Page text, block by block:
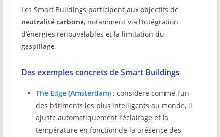
Les Smart Buildings participent aux objectifs de
neutralité carbone, notamment via l’intégration
d’énergies renouvelables et la limitation du
gaspillage.
Des exemples concrets de Smart Buildings
The Edge (Amsterdam): considéré comme l’un
des bâtiments les plus intelligents au monde, il
ajuste automatiquement l’éclairage et la
température en fonction de la présence des